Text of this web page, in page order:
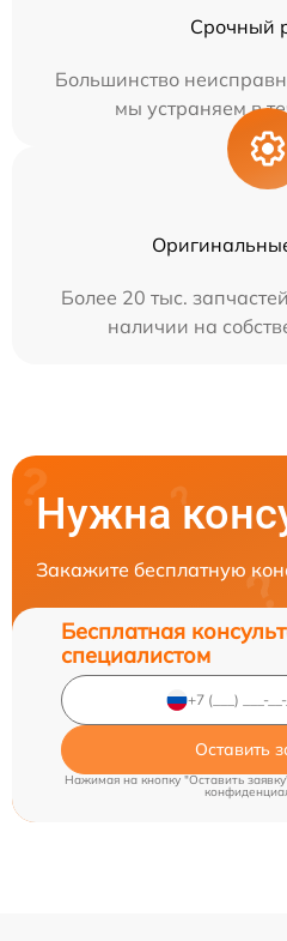
Срочный
Большинство
мы устраняем в
Более 20 тыс.
наличии на
Нужна
Закажите бесплатную
Бесплатная
специалистом
Оставить
Нажимая на кнопку "Оставить